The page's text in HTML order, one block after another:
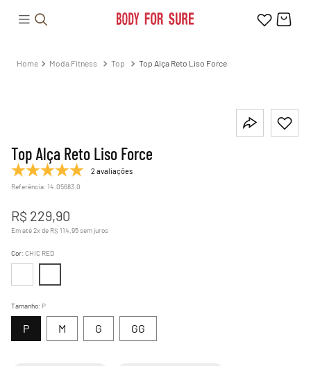
Moda Fitness Top Top Alça Reto Liso Force
Top Alça Reto Liso Force
2 avaliações
Referência: 14.05683.0
R$ 229,90
Em até2x de R$ 114 95sem juros
Tamanho: P
G GG
M
P
Cor: CHIC RED